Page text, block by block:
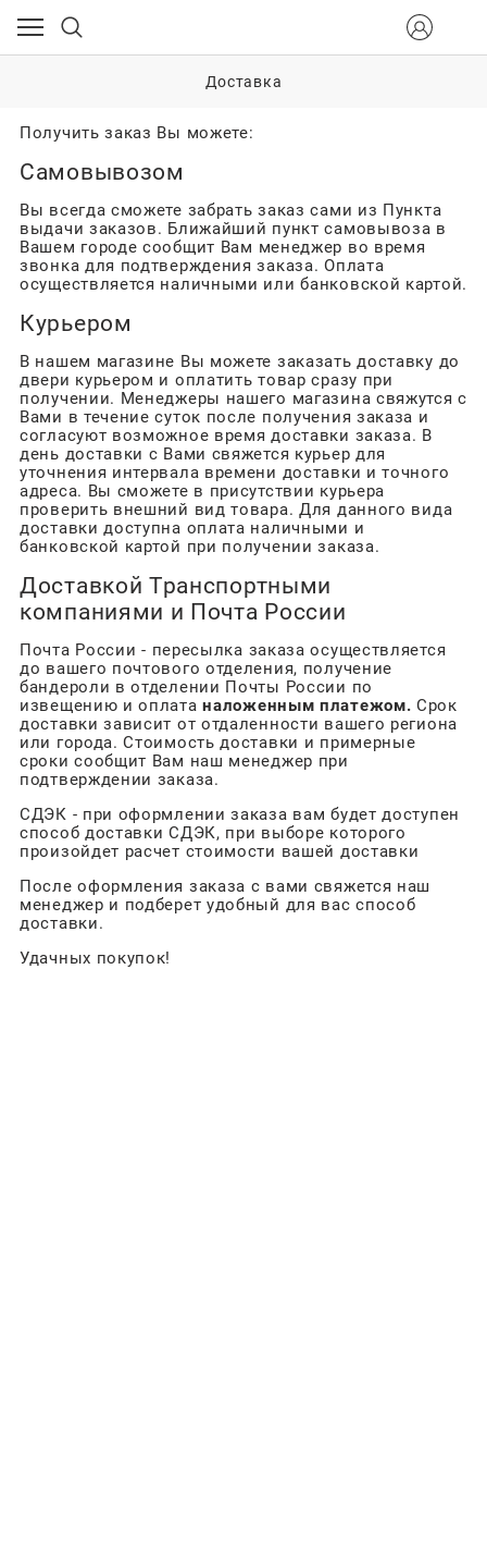
Доставка
Получить заказ Вы можете:
Самовывозом
Вы всегда сможете забрать заказ сами из Пункта
выдачи заказов. Ближайший пункт самовывоза в
Вашем городе сообщит Вам менеджер во время
звонка для подтверждения заказа. Оплата
осуществляется наличными или банковской картой.
Курьером
В нашем магазине Вы можете заказать доставку до
двери курьером и оплатить товар сразу при
получении. Менеджеры нашего магазина свяжутся с
Вами в течение суток после получения заказа и
согласуют возможное время доставки заказа. В
день доставки с Вами свяжется курьер для
уточнения интервала времени доставки и точного
адреса. Вы сможете в присутствии курьера
проверить внешний вид товара. Для данного вида
доставки доступна оплата наличными и
банковской картой при получении заказа.
Доставкой Транспортными
компаниями и Почта России
Почта России - пересылка заказа осуществляется
до вашего почтового отделения, получение
бандероли в отделении Почты России по
извещению и оплата наложенным платежом. Срок
доставки зависит от отдаленности вашего региона
или города. Стоимость доставки и примерные
сроки сообщит Вам наш менеджер при
подтверждении заказа.
СДЭК - при оформлении заказа вам будет доступен
способ доставки СДЭК, при выборе которого
произойдет расчет стоимости вашей доставки
После оформления заказа с вами свяжется наш
менеджер и подберет удобный для вас способ
доставки.
Удачных покупок!